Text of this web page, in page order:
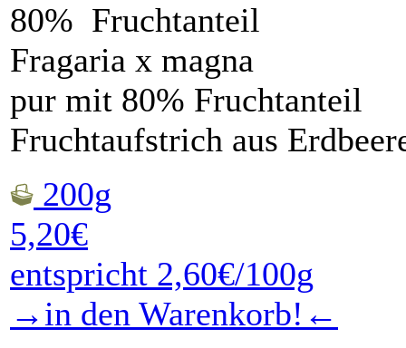
80% Fruchtanteil
Fragaria x magna
pur mit 80% Fruchtanteil
Fruchtaufstrich aus
200g
5,20€
entspricht 2,60€/100g
→in den Warenkorb!←